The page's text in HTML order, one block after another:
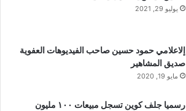
يوليو 29, 2021
إلاعلامي حمود حسين صاحب الفيديوهات العفوية
صديق المشاهير
مايو 19, 2020
رسميا جلف كوين تسجل مبيعات ١٠٠ مليون